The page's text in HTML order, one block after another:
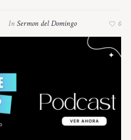
InSermon del Domingo 0